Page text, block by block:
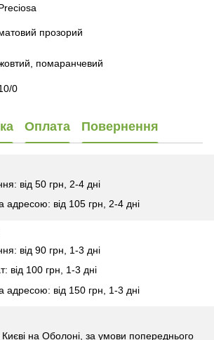
прозорий
помаранчевий
0
Оплата Повернення
від 50 грн, 2-4 дні
адресою: від 105 грн, 2-4 дні
від 90 грн, 1-3 дні
від 100 грн, 1-3 дні
адресою: від 150 грн, 1-3 дні
Києві на Оболоні, за умови попереднього